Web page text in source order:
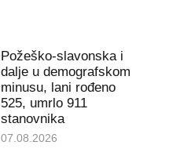
Požeško-slavonska i
dalje u demografskom
minusu, lani rođeno
525, umrlo 911
stanovnika
07.08.2026